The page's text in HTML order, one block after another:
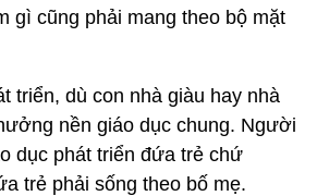
gì cũng phải mang theo bộ mặt
triển, dù con nhà giàu hay nhà
nền giáo dục chung. Người
dục phát triển đứa trẻ chứ
trẻ phải sống theo bố mẹ.